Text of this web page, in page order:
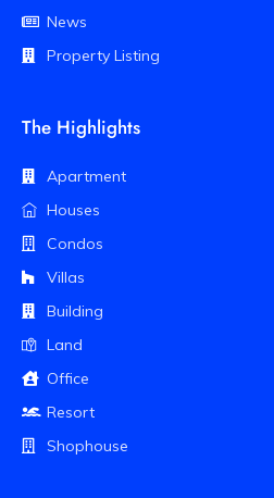
News
Property Listing
The Highlights
Apartment
Houses
Condos
Villas
Building
Land
Office
Resort
Shophouse